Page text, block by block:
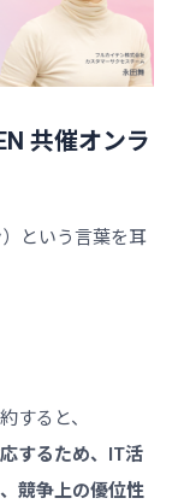
共催オンラ
という言葉を耳
すると、
するため、IT活
競争上の優位性